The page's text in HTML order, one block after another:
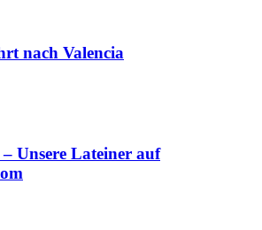
nach Valencia
Unsere Lateiner auf